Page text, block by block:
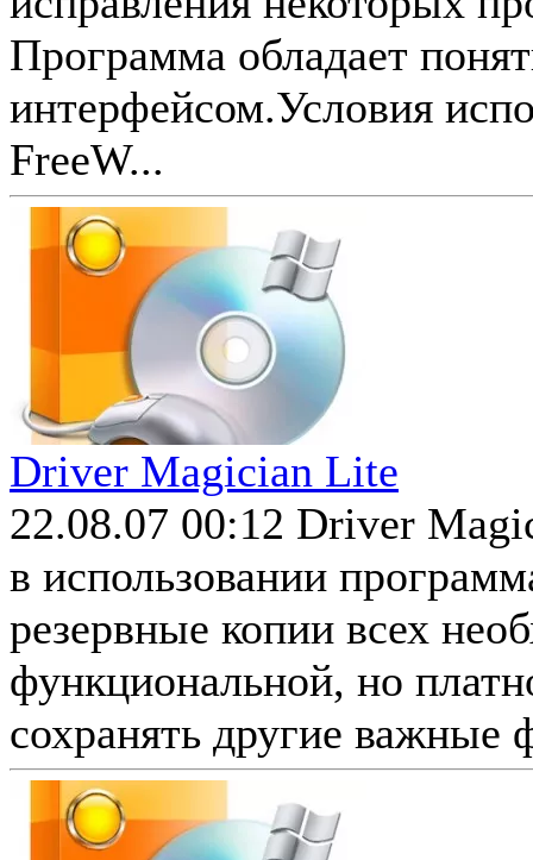
Программа обладает
интерфейсом.Условия
FreeW...
Driver Magician Lite
22.08.07 00:12 Driver
в использовании
резервные копии всех
функциональной, но
сохранять другие важные